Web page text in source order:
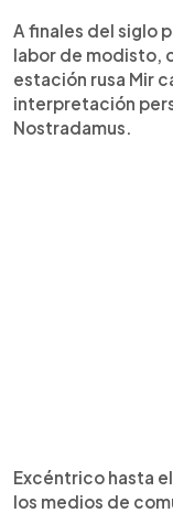
A finales del siglo
labor de modisto,
estación rusa Mir
interpretación
Nostradamus.
Excéntrico hasta
los medios de